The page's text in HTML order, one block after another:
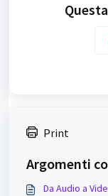
Print
Argomenti
Da Audio a